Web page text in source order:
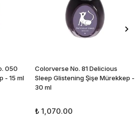
050
- 15 ml
Colorverse No. 81 Delicious
Sleep Glistening Şişe Mürekkep -
30 ml
₺ 1,070.00